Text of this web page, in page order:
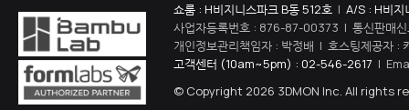
쇼룸 : H비지니스파크 B동 512호 | A/S : H비지
사업자등록번호 : 876-87-00373 | 통신판매
개인정보관리책임자 : 박정배 | 호스팅제공자 :
고객센터 (10am~5pm) : 02-546-2617 |
© Copyright 2026 3DMON Inc. All rights